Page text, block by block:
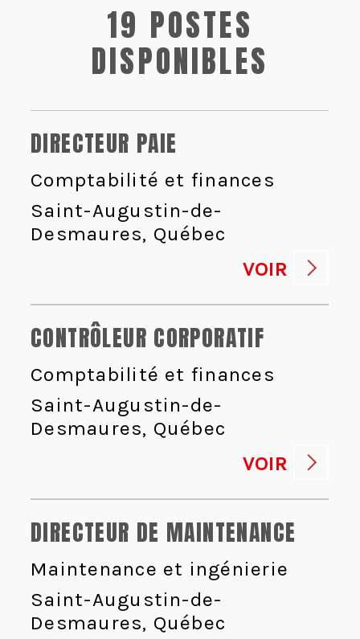
19 POSTES
DISPONIBLES
DIRECTEUR PAIE
Comptabilité et finances
Saint-Augustin-de-
Desmaures, Québec
VOIR
CONTRÔLEUR CORPORATIF
Comptabilité et finances
Saint-Augustin-de-
Desmaures, Québec
VOIR
DIRECTEUR DE MAINTENANCE
Maintenance et ingénierie
Saint-Augustin-de-
Desmaures, Québec